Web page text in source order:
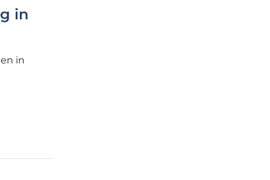
in
in